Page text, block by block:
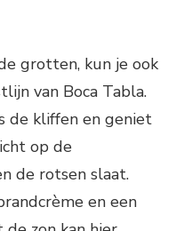
grotten, kun je ook
van Boca Tabla.
de kliffen en geniet
op de
de rotsen slaat.
en een